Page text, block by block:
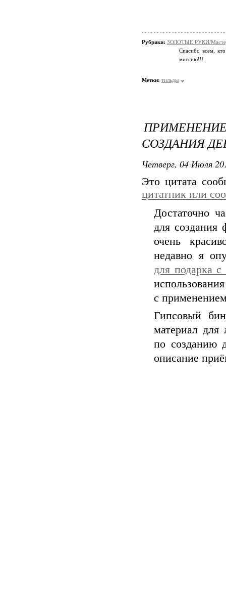
Рубрики: ЗОЛОТЫЕ РУКИ/
Спасибо всем,
миссию!!!
Метки: тильды
СОЗДАНИЯ
Четверг, 04 Июля
Это цитата
цитатник или
Достаточно
для создания
очень
недавно я
для подарка
с
Гипсовый
материал для
по созданию
описание